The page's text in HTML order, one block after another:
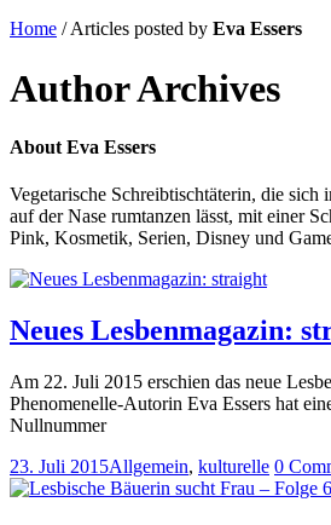
Home /Articles posted by Eva Essers
Author Archives
About Eva Essers
Vegetarische Schreibtischtäterin, die
auf der Nase rumtanzen lässt, mit einer
Pink, Kosmetik, Serien, Disney und
Neues Lesbenmagazin:
Am 22. Juli 2015 erschien das neue
Phenomenelle-Autorin Eva Essers hat
Nullnummer
23. Juli 2015Allgemein, kulturelle 0